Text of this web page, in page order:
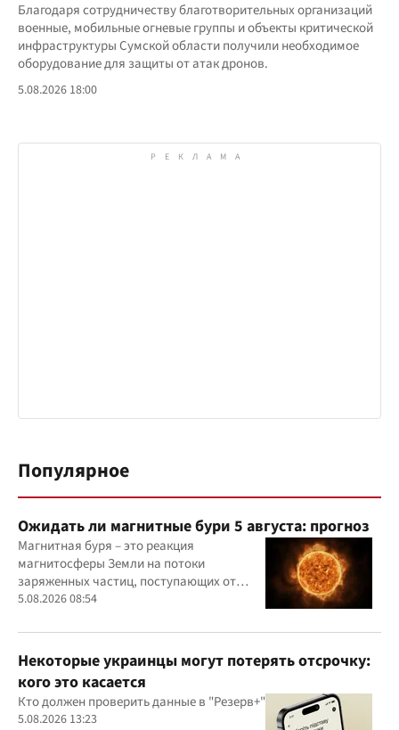
Благодаря сотрудничеству благотворительных организаций
военные, мобильные огневые группы и объекты критической
инфраструктуры Сумской области получили необходимое
оборудование для защиты от атак дронов.
5.08.2026 18:00
Популярное
Ожидать ли магнитные бури 5 августа: прогноз
Магнитная буря – это реакция
магнитосферы Земли на потоки
заряженных частиц, поступающих от
Солнца
5.08.2026 08:54
Некоторые украинцы могут потерять отсрочку:
кого это касается
Кто должен проверить данные в "Резерв+"
5.08.2026 13:23